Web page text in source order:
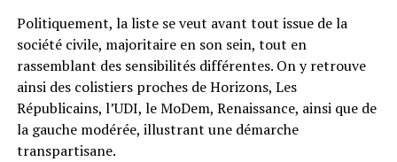
Politiquement, la liste se veut avant tout issue de la
société civile, majoritaire en son sein, tout en
rassemblant des sensibilités différentes. On y retrouve
ainsi des colistiers proches de Horizons, Les
Républicains, l’UDI, le MoDem, Renaissance, ainsi que de
la gauche modérée, illustrant une démarche
transpartisane.